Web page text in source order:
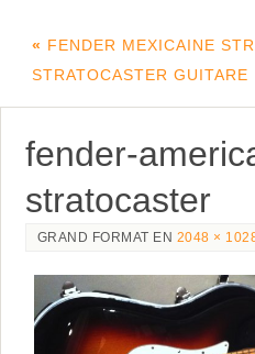
« FENDER MEXICAINE
STRATOCASTER GUITARE
fender-
stratocaster
GRAND FORMAT EN 2048 ×